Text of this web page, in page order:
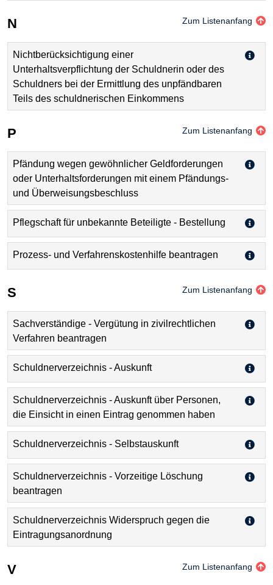
N Zum Listenanfang
Nichtberücksichtigung einer
Unterhaltsverpflichtung der Schuldnerin oder des
Schuldners bei der Ermittlung des unpfändbaren
Teils des schuldnerischen Einkommens
P Zum Listenanfang
Pfändung wegen gewöhnlicher Geldforderungen
oder Unterhaltsforderungen mit einem Pfändungs-
und Überweisungsbeschluss
Pflegschaft für unbekannte Beteiligte - Bestellung
Prozess- und Verfahrenskostenhilfe beantragen
S Zum Listenanfang
Sachverständige - Vergütung in zivilrechtlichen
Verfahren beantragen
Schuldnerverzeichnis - Auskunft
Schuldnerverzeichnis - Auskunft über Personen,
die Einsicht in einen Eintrag genommen haben
Schuldnerverzeichnis - Selbstauskunft
Schuldnerverzeichnis - Vorzeitige Löschung
beantragen
Schuldnerverzeichnis Widerspruch gegen die
Eintragungsanordnung
V Zum Listenanfang